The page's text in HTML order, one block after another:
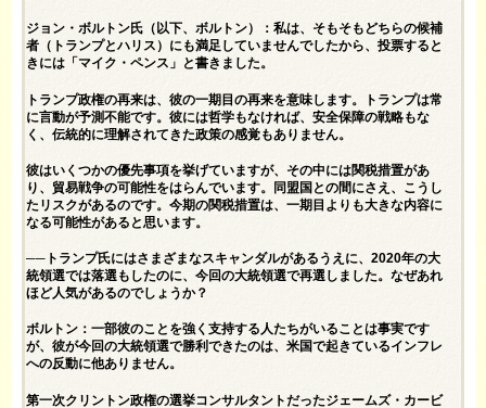
ジョン・ボルトン氏（以下、ボルトン）：私は、そもそもどちらの候補
者（トランプとハリス）にも満足していませんでしたから、投票すると
きには「マイク・ペンス」と書きました。
トランプ政権の再来は、彼の一期目の再来を意味します。トランプは常
に言動が予測不能です。彼には哲学もなければ、安全保障の戦略もな
く、伝統的に理解されてきた政策の感覚もありません。
彼はいくつかの優先事項を挙げていますが、その中には関税措置があ
り、貿易戦争の可能性をはらんでいます。同盟国との間にさえ、こうし
たリスクがあるのです。今期の関税措置は、一期目よりも大きな内容に
なる可能性があると思います。
──トランプ氏にはさまざまなスキャンダルがあるうえに、2020年の大
統領選では落選もしたのに、今回の大統領選で再選しました。なぜあれ
ほど人気があるのでしょうか？
ボルトン：一部彼のことを強く支持する人たちがいることは事実です
が、彼が今回の大統領選で勝利できたのは、米国で起きているインフレ
への反動に他ありません。
第一次クリントン政権の選挙コンサルタントだったジェームズ・カービ